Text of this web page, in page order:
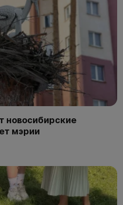
новосибирские
мэрии